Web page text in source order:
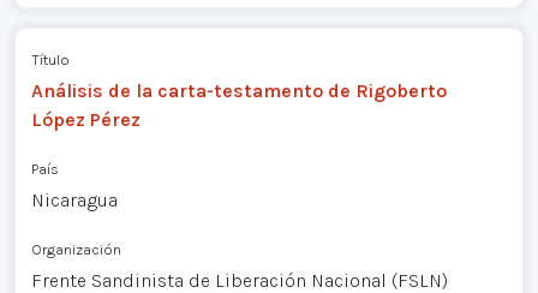
Título
Análisis de la carta-testamento de Rigoberto
López Pérez
País
Nicaragua
Organización
Frente Sandinista de Liberación Nacional (FSLN)